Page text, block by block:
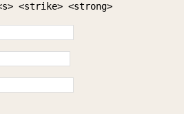
<strike> <strong>